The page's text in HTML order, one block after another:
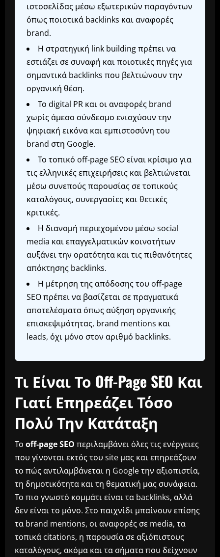
ιστοσελίδας μέσω εξωτερικών παραγόντων
όπως ποιοτικά backlinks και αναφορές
brand.
Η στρατηγική link building πρέπει να
εστιάζει σε συναφή και ποιοτικές πηγές για
σημαντικά backlinks που βελτιώνουν την
οργανική θέση.
Το digital PR και οι αναφορές brand
χωρίς άμεσο σύνδεσμο ενισχύουν την
ψηφιακή εικόνα και εμπιστοσύνη του
brand στη Google.
Το τοπικό off-page SEO είναι κρίσιμο για
τις ελληνικές επιχειρήσεις και βελτιώνεται
μέσω συνεπούς παρουσίας σε τοπικούς
καταλόγους, συνεργασίες και θετικές
κριτικές.
Η διανομή περιεχομένου μέσω social
media και επαγγελματικών κοινοτήτων
αυξάνει την ορατότητα και τις πιθανότητες
απόκτησης backlinks.
Η μέτρηση της απόδοσης του off-page
SEO πρέπει να βασίζεται σε πραγματικά
αποτελέσματα όπως αύξηση οργανικής
επισκεψιμότητας, brand mentions και
leads, όχι μόνο στον αριθμό backlinks.
Τι Είναι Το Off-Page SEO Και
Γιατί Επηρεάζει Τόσο
Πολύ Την Κατάταξη
Το off-page SEO περιλαμβάνει όλες τις ενέργειες
που γίνονται εκτός του site μας και επηρεάζουν
το πώς αντιλαμβάνεται η Google την αξιοπιστία,
τη δημοτικότητα και τη θεματική μας συνάφεια.
Το πιο γνωστό κομμάτι είναι τα backlinks, αλλά
δεν είναι το μόνο. Στο παιχνίδι μπαίνουν επίσης
τα brand mentions, οι αναφορές σε media, τα
τοπικά citations, η παρουσία σε αξιόπιστους
καταλόγους, ακόμα και τα σήματα που δείχνουν